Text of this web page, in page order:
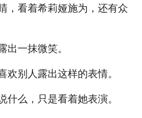
，看着希莉娅施为，还有众
出一抹微笑。
欢别人露出这样的表情。
什么，只是看着她表演。